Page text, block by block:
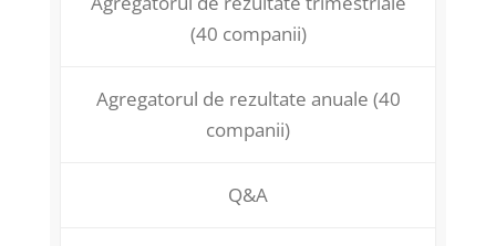
(40 companii)
Agregatorul de rezultate anuale (40
companii)
Q&A